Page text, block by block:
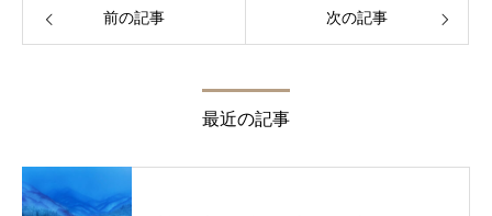
前の記事 次の記事
最近の記事